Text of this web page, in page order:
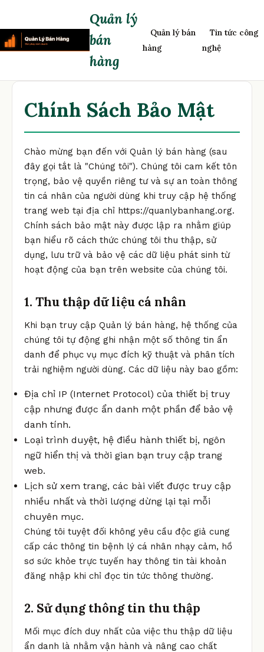
Quản lý
bán
hàng
Quản lý bán
hàng
Tin tức công
nghệ
Chính Sách Bảo Mật
Chào mừng bạn đến với Quản lý bán hàng (sau
đây gọi tắt là "Chúng tôi"). Chúng tôi cam kết tôn
trọng, bảo vệ quyền riêng tư và sự an toàn thông
tin cá nhân của người dùng khi truy cập hệ thống
trang web tại địa chỉ https://quanlybanhang.org.
Chính sách bảo mật này được lập ra nhằm giúp
bạn hiểu rõ cách thức chúng tôi thu thập, sử
dụng, lưu trữ và bảo vệ các dữ liệu phát sinh từ
hoạt động của bạn trên website của chúng tôi.
1. Thu thập dữ liệu cá nhân
Khi bạn truy cập Quản lý bán hàng, hệ thống của
chúng tôi tự động ghi nhận một số thông tin ẩn
danh để phục vụ mục đích kỹ thuật và phân tích
trải nghiệm người dùng. Các dữ liệu này bao gồm:
Địa chỉ IP (Internet Protocol) của thiết bị truy
cập nhưng được ẩn danh một phần để bảo vệ
danh tính.
Loại trình duyệt, hệ điều hành thiết bị, ngôn
ngữ hiển thị và thời gian bạn truy cập trang
web.
Lịch sử xem trang, các bài viết được truy cập
nhiều nhất và thời lượng dừng lại tại mỗi
chuyên mục.
Chúng tôi tuyệt đối không yêu cầu độc giả cung
cấp các thông tin bệnh lý cá nhân nhạy cảm, hồ
sơ sức khỏe trực tuyến hay thông tin tài khoản
đăng nhập khi chỉ đọc tin tức thông thường.
2. Sử dụng thông tin thu thập
Mối mục đích duy nhất của việc thu thập dữ liệu
ẩn danh là nhằm vận hành và nâng cao chất